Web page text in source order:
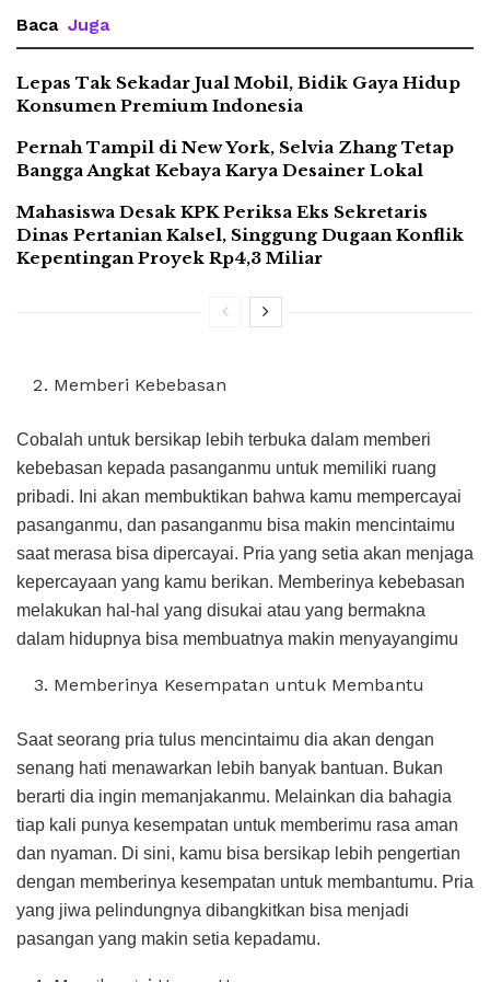
Baca Juga
Lepas Tak Sekadar Jual Mobil, Bidik Gaya Hidup
Konsumen Premium Indonesia
Pernah Tampil di New York, Selvia Zhang Tetap
Bangga Angkat Kebaya Karya Desainer Lokal
Mahasiswa Desak KPK Periksa Eks Sekretaris
Dinas Pertanian Kalsel, Singgung Dugaan Konflik
Kepentingan Proyek Rp4,3 Miliar
Memberi Kebebasan
Cobalah untuk bersikap lebih terbuka dalam memberi
kebebasan kepada pasanganmu untuk memiliki ruang
pribadi. Ini akan membuktikan bahwa kamu mempercayai
pasanganmu, dan pasanganmu bisa makin mencintaimu
saat merasa bisa dipercayai. Pria yang setia akan menjaga
kepercayaan yang kamu berikan. Memberinya kebebasan
melakukan hal-hal yang disukai atau yang bermakna
dalam hidupnya bisa membuatnya makin menyayangimu
Memberinya Kesempatan untuk Membantu
Saat seorang pria tulus mencintaimu dia akan dengan
senang hati menawarkan lebih banyak bantuan. Bukan
berarti dia ingin memanjakanmu. Melainkan dia bahagia
tiap kali punya kesempatan untuk memberimu rasa aman
dan nyaman. Di sini, kamu bisa bersikap lebih pengertian
dengan memberinya kesempatan untuk membantumu. Pria
yang jiwa pelindungnya dibangkitkan bisa menjadi
pasangan yang makin setia kepadamu.